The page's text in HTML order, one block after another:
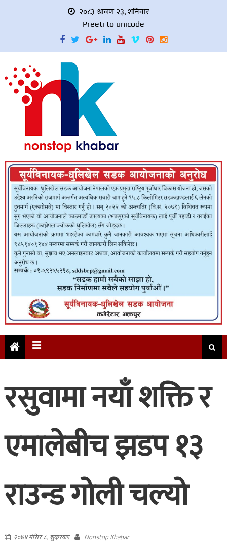
२०८३ श्रावण २३, शनिवार
Preeti to unicode
रसुवामा नयाँ शक्ति र
एमालेबीच झडप १३
राउन्ड गोली चल्यो
२०७४ मंसिर ८, शुक्रवार Nonstop Khabar